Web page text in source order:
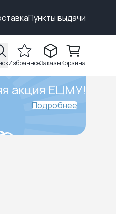
Пункты выдачи
ИзбранноеЗаказыКорзина
акция ЕЦМУ!
Подробнее